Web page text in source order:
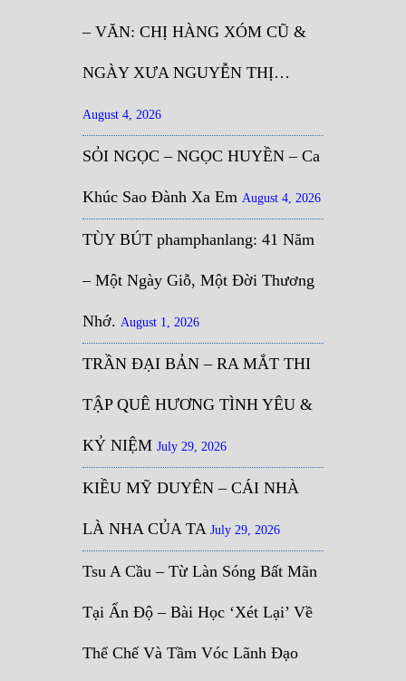
– VĂN: CHỊ HÀNG XÓM CŨ &
NGÀY XƯA NGUYỄN THỊ…
August 4, 2026
SỎI NGỌC – NGỌC HUYỀN – Ca
Khúc Sao Đành Xa Em August 4, 2026
TÙY BÚT phamphanlang: 41 Năm
– Một Ngày Giỗ, Một Đời Thương
Nhớ. August 1, 2026
TRẦN ĐẠI BẢN – RA MẮT THI
TẬP QUÊ HƯƠNG TÌNH YÊU &
KỶ NIỆM July 29, 2026
KIỀU MỸ DUYÊN – CÁI NHÀ
LÀ NHA CỦA TA July 29, 2026
Tsu A Cầu – Từ Làn Sóng Bất Mãn
Tại Ấn Độ – Bài Học ‘Xét Lại’ Về
Thể Chế Và Tầm Vóc Lãnh Đạo